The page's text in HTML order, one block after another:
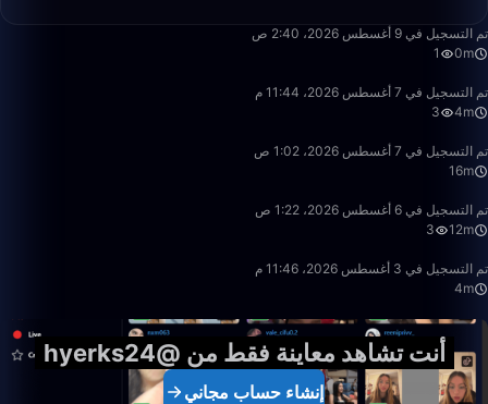
تم التسجيل في 9 أغسطس 2026، 2:40 ص
0m
1
4:54
تم التسجيل في 7 أغسطس 2026، 11:44 م
4m
3
16:48
تم التسجيل في 7 أغسطس 2026، 1:02 ص
16m
12:41
تم التسجيل في 6 أغسطس 2026، 1:22 ص
12m
3
4:57
تم التسجيل في 3 أغسطس 2026، 11:46 م
4m
أنت تشاهد معاينة فقط من @hyerks24
إنشاء حساب مجاني